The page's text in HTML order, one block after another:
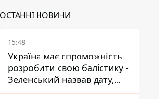
ОСТАННІ НОВИНИ
15:48
Україна має спроможність
розробити свою балістику -
Зеленський назвав дату,
коли вона з'явиться